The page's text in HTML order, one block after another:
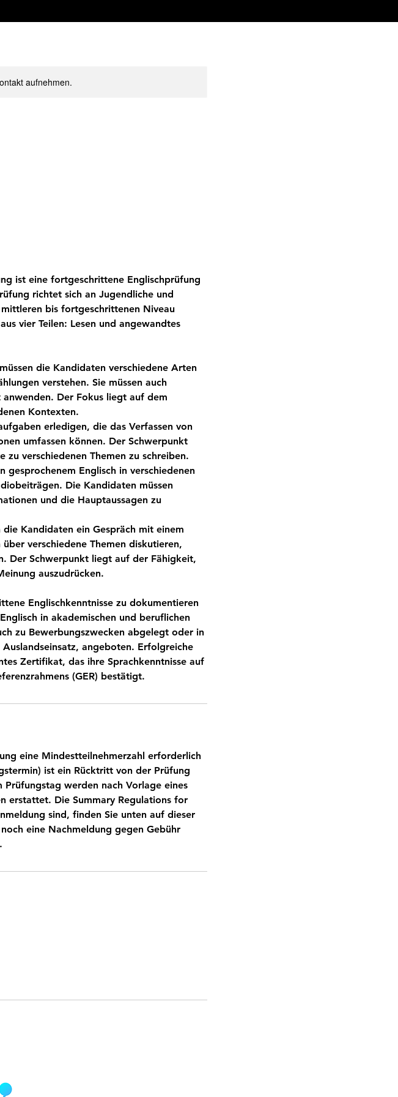
aufnehmen.
ist eine fortgeschrittene Englischprüfung
richtet sich an Jugendliche und
bis fortgeschrittenen Niveau
vier Teilen: Lesen und angewandtes
die Kandidaten verschiedene Arten
verstehen. Sie müssen auch
Der Fokus liegt auf dem
Kontexten.
erledigen, die das Verfassen von
umfassen können. Der Schwerpunkt
verschiedenen Themen zu schreiben.
Englisch in verschiedenen
Die Kandidaten müssen
und die Hauptaussagen zu
Kandidaten ein Gespräch mit einem
verschiedene Themen diskutieren,
Der Schwerpunkt liegt auf der Fähigkeit,
auszudrücken.
Englischkenntnisse zu dokumentieren
in akademischen und beruflichen
zu Bewerbungszwecken abgelegt oder in
angeboten. Erfolgreiche
Zertifikat, das ihre Sprachkenntnisse auf
(GER) bestätigt.
eine Mindestteilnehmerzahl erforderlich
ist ein Rücktritt von der Prüfung
werden nach Vorlage eines
erstattet. Die Summary Regulations for
sind, finden Sie unten auf dieser
eine Nachmeldung gegen Gebühr